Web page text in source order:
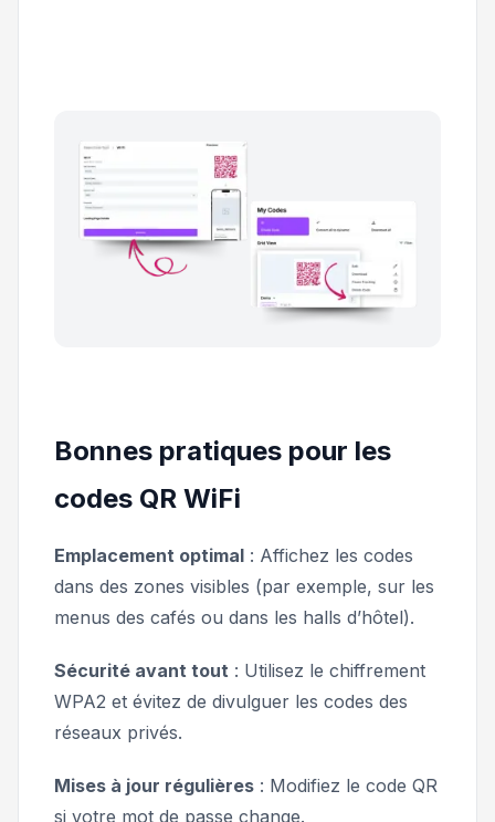
Bonnes pratiques pour les
codes QR WiFi
Emplacement optimal : Affichez les codes
dans des zones visibles (par exemple, sur les
menus des cafés ou dans les halls d’hôtel).
Sécurité avant tout : Utilisez le chiffrement
WPA2 et évitez de divulguer les codes des
réseaux privés.
Mises à jour régulières : Modifiez le code QR
si votre mot de passe change.